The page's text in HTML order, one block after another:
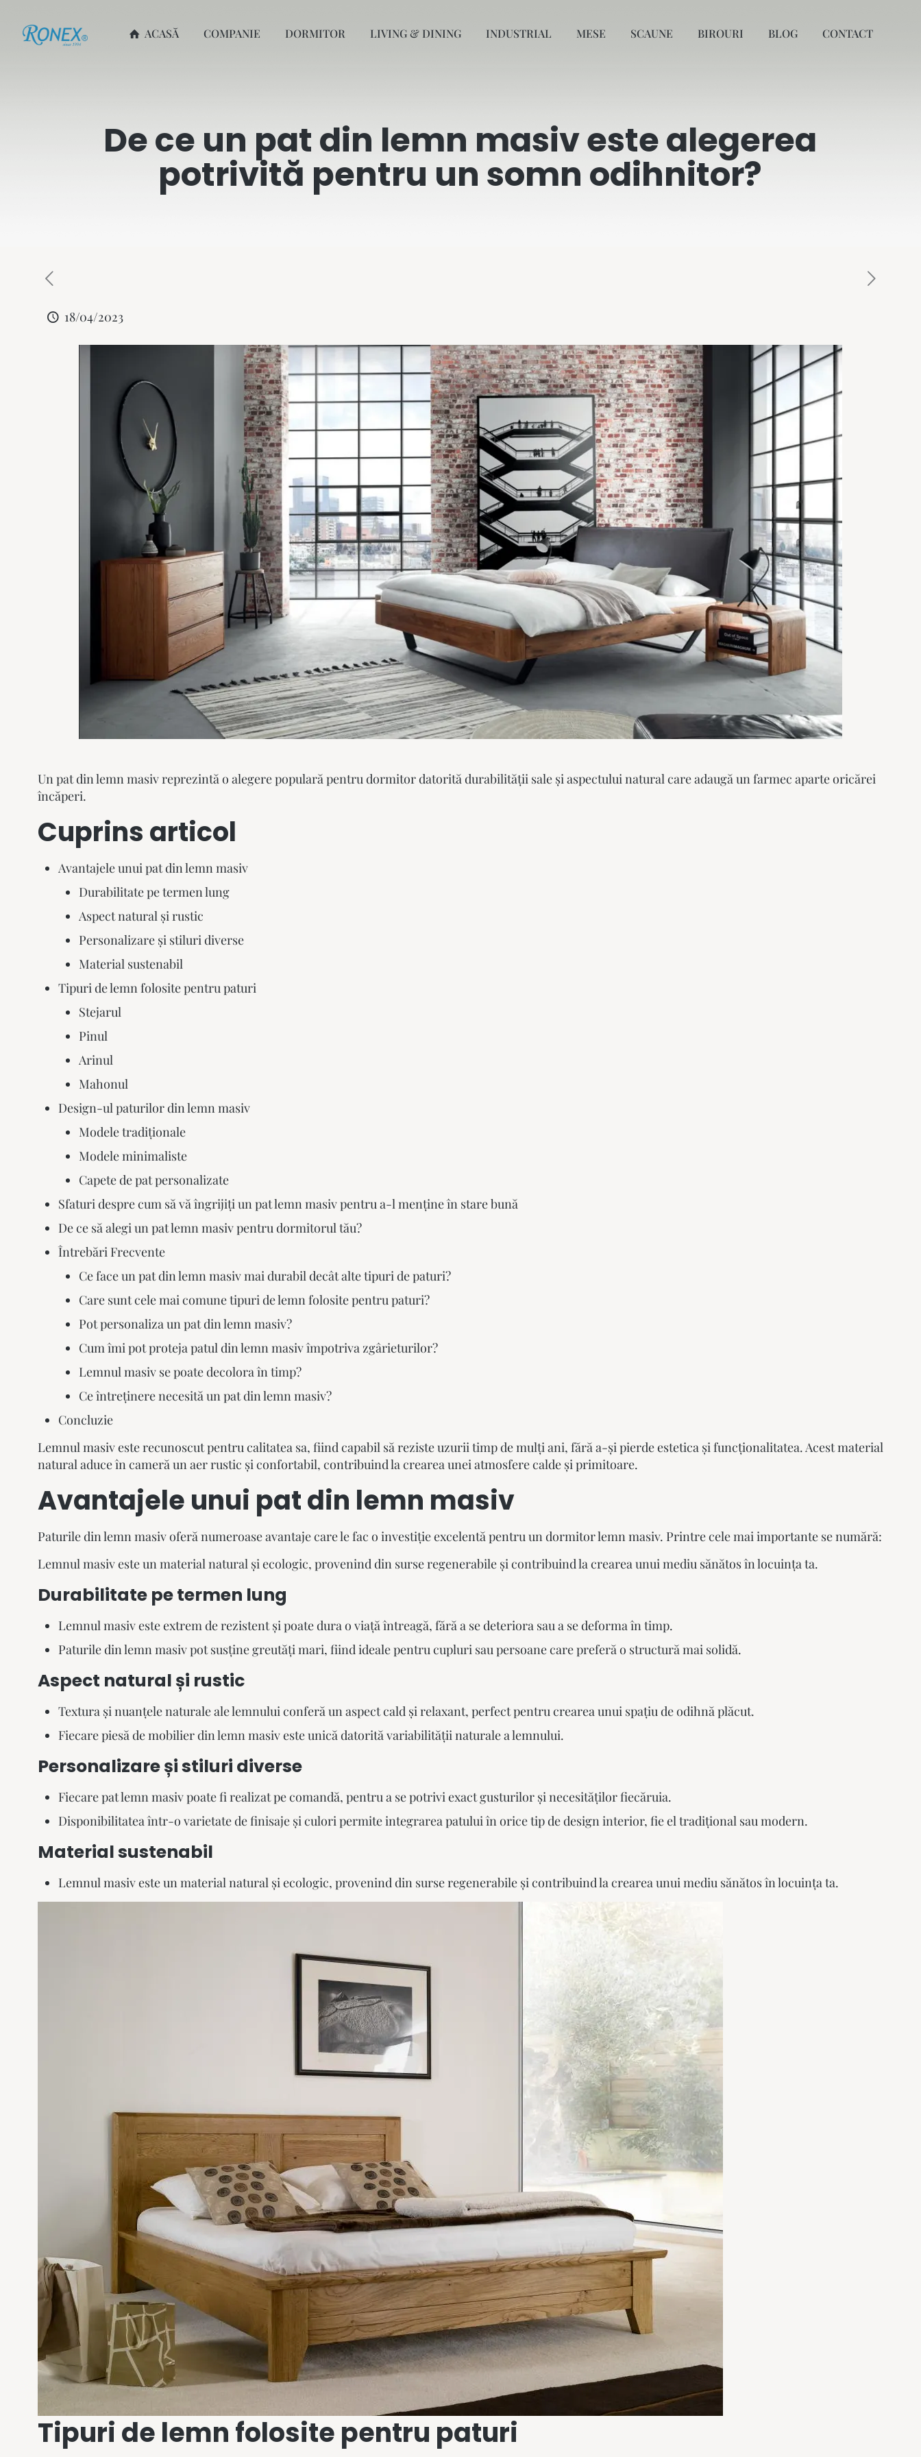
ACASĂ COMPANIE DORMITOR LIVING & DINING INDUSTRIAL MESE SCAUNE BIROURI BLOG CONTACT
De ce un pat din lemn masiv este alegerea
potrivită pentru un somn odihnitor?
18/04/2023
Unpat din lemn masivreprezintă o alegere populară pentru dormitor datorită durabilității sale și aspectului natural care adaugă un farmec aparte oricărei
încăperi.
Cuprins articol
Avantajele unui pat din lemn masiv
Durabilitate pe termen lung
Aspect natural și rustic
Personalizare și stiluri diverse
Material sustenabil
Tipuri de lemn folosite pentru paturi
Stejarul
Pinul
Arinul
Mahonul
Design-ul paturilor din lemn masiv
Modele tradiționale
Modele minimaliste
Capete de pat personalizate
Sfaturi despre cum să vă îngrijiți un pat lemn masiv pentru a-l menține în stare bună
De ce să alegi un pat lemn masiv pentru dormitorul tău?
Întrebări Frecvente
Ce face un pat din lemn masiv mai durabil decât alte tipuri de paturi?
Care sunt cele mai comune tipuri de lemn folosite pentru paturi?
Pot personaliza un pat din lemn masiv?
Cum îmi pot proteja patul din lemn masiv împotriva zgârieturilor?
Lemnul masiv se poate decolora în timp?
Ce întreținere necesită un pat din lemn masiv?
Concluzie
Lemnul masiv este recunoscut pentru calitatea sa, fiind capabil să reziste uzurii timp de mulți ani, fără a-și pierde estetica și funcționalitatea. Acest material
natural aduce în cameră un aer rustic și confortabil, contribuind la crearea unei atmosfere calde și primitoare.
Avantajele unui pat din lemn masiv
Paturile din lemn masiv oferă numeroase avantaje care le fac o investiție excelentă pentru undormitor lemn masiv. Printre cele mai importante se numără:
Lemnul masiv este un material natural și ecologic, provenind din surse regenerabile și contribuind la crearea unui mediu sănătos în locuința ta.
Durabilitate pe termen lung
Lemnul masiv este extrem de rezistent și poate dura o viață întreagă, fără a se deteriora sau a se deforma în timp.
Paturile din lemn masiv pot susține greutăți mari, fiind ideale pentru cupluri sau persoane care preferă o structură mai solidă.
Aspect natural și rustic
Textura și nuanțele naturale ale lemnului conferă un aspect cald și relaxant, perfect pentru crearea unui spațiu de odihnă plăcut.
Fiecare piesă de mobilier din lemn masiv este unică datorită variabilității naturale a lemnului.
Personalizare și stiluri diverse
Fiecarepat lemn masivpoate fi realizat pe comandă, pentru a se potrivi exact gusturilor și necesităților fiecăruia.
Disponibilitatea într-o varietate de finisaje și culori permite integrarea patului în orice tip de design interior, fie el tradițional sau modern.
Material sustenabil
Lemnul masiv este un material natural și ecologic, provenind din surse regenerabile și contribuind la crearea unui mediu sănătos în locuința ta.
Tipuri de lemn folosite pentru paturi